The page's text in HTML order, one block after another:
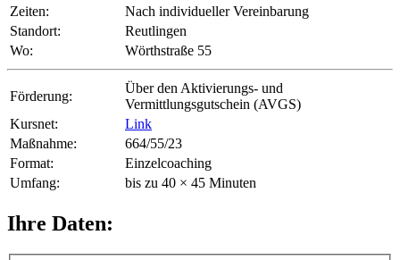
Zeiten:
Nach individueller Vereinbarung
Standort:
Reutlingen
Wo:
Wörthstraße 55
Förderung:
Über den Aktivierungs- und
Vermittlungsgutschein (AVGS)
Kursnet:
Link
Maßnahme:
664/55/23
Format:
Einzelcoaching
Umfang:
bis zu 40 × 45 Minuten
Ihre Daten: